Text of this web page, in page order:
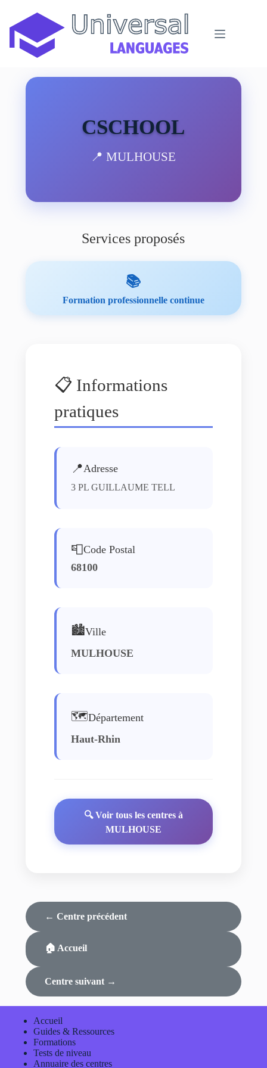
contenu
CSCHOOL
📍 MULHOUSE
Services proposés
📚
Formation professionnelle continue
📋 Informations
pratiques
📍Adresse
3 PL GUILLAUME TELL
📮Code Postal
68100
🏙️Ville
MULHOUSE
🗺️Département
Haut-Rhin
🔍 Voir tous les centres à
MULHOUSE
← Centre précédent
🏠 Accueil
Centre suivant →
Accueil
Guides & Ressources
Formations
Tests de niveau
Annuaire des centres